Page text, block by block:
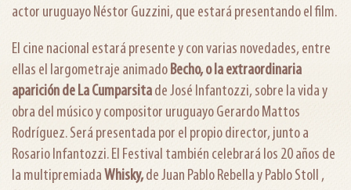
actor uruguayo Néstor Guzzini, que estará presentando el film.
El cine nacional estará presente y con varias novedades, entre
ellas el largometraje animadoBecho, o la extraordinaria
aparición de La Cumparsitade José Infantozzi, sobre la vida y
obra del músico y compositor uruguayo Gerardo Mattos
Rodríguez. Será presentada por el propio director, junto a
Rosario Infantozzi. El Festival también celebrará los 20 años de
la multipremiadaWhisky,de Juan Pablo Rebella y Pablo Stoll ,